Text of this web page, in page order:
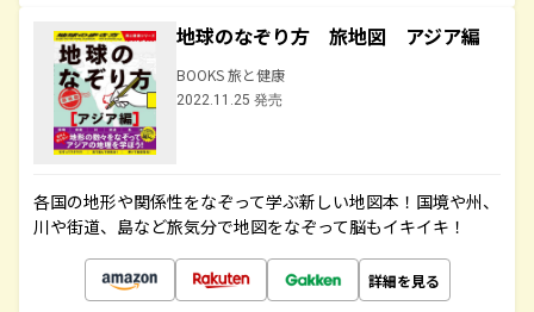
地球のなぞり方 旅地図 アジア編
BOOKS 旅と健康
2022.11.25 発売
各国の地形や関係性をなぞって学ぶ新しい地図本！国境や州、
川や街道、島など旅気分で地図をなぞって脳もイキイキ！
詳細を見る